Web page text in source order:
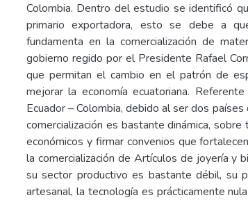
Colombia. Dentro del estudio se identificó
primario exportadora, esto se debe a
fundamenta en la comercialización de
gobierno regido por el Presidente Rafael
que permitan el cambio en el patrón de
mejorar la economía ecuatoriana.
Ecuador – Colombia, debido al ser dos
comercialización es bastante dinámica,
económicos y firmar convenios que
la comercialización de Artículos de joyería y
su sector productivo es bastante débil, su
artesanal, la tecnología es prácticamente